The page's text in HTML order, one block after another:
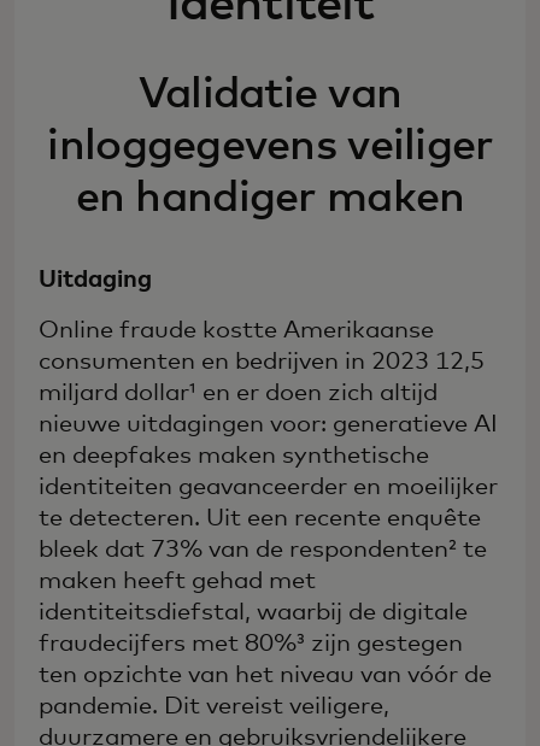
Validatie van
inloggegevens veiliger
en handiger maken
Uitdaging
Online fraude kostte Amerikaanse
consumenten en bedrijven in 2023 12,5
miljard dollar¹ en er doen zich altijd
nieuwe uitdagingen voor: generatieve AI
en deepfakes maken synthetische
identiteiten geavanceerder en moeilijker
te detecteren. Uit een recente enquête
bleek dat 73% van de respondenten² te
maken heeft gehad met
identiteitsdiefstal, waarbij de digitale
fraudecijfers met 80%³ zijn gestegen
ten opzichte van het niveau van vóór de
pandemie. Dit vereist veiligere,
duurzamere en gebruiksvriendelijkere